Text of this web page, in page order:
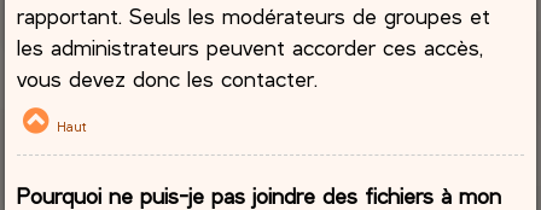
rapportant. Seuls les modérateurs de groupes et
les administrateurs peuvent accorder ces accès,
vous devez donc les contacter.
Haut
Pourquoi ne puis-je pas joindre des fichiers à mon